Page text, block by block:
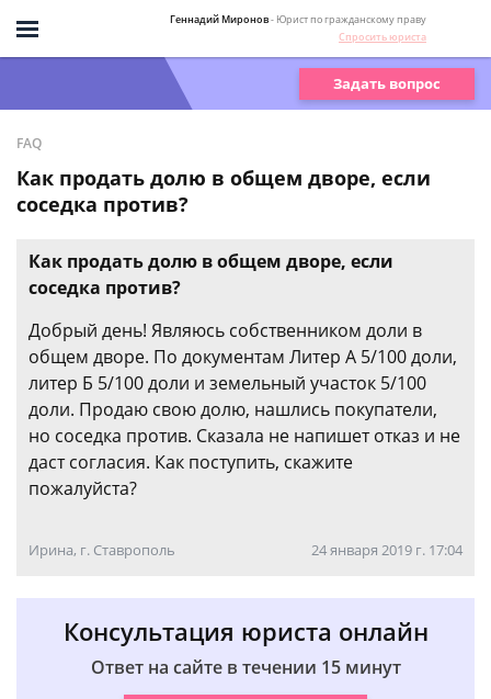
Геннадий Миронов- Юрист по гражданскому праву
Спросить юриста
Задать вопрос
FAQ
Как продать долю в общем дворе, если
соседка против?
Как продать долю в общем дворе, если
соседка против?
Добрый день! Являюсь собственником доли в
общем дворе. По документам Литер А 5/100 доли,
литер Б 5/100 доли и земельный участок 5/100
доли. Продаю свою долю, нашлись покупатели,
но соседка против. Сказала не напишет отказ и не
даст согласия. Как поступить, скажите
пожалуйста?
Ирина, г. Ставрополь 24 января 2019 г. 17:04
Консультация юриста онлайн
Ответ на сайте в течении 15 минут